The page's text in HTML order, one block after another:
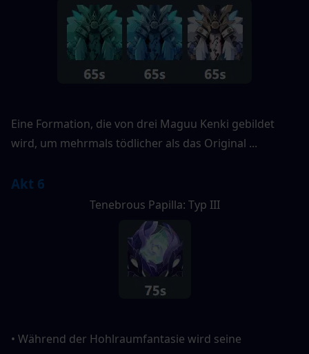
Eine Formation, die von drei Maguu Kenki gebildet
wird, um mehrmals tödlicher als das Original ...
Akt 6
Tenebrous Papilla: Typ III
• Während der Hohlraumfantasie wird seine